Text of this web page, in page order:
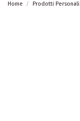
Home Prodotti